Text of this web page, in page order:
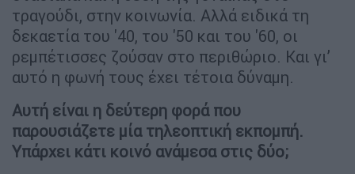
τραγούδι, στην κοινωνία. Αλλά ειδικά τη
δεκαετία του '40, του '50 και του '60, οι
ρεμπέτισσες ζούσαν στο περιθώριο. Και γι’
αυτό η φωνή τους έχει τέτοια δύναμη.
Αυτή είναι η δεύτερη φορά που
παρουσιάζετε μία τηλεοπτική εκπομπή.
Υπάρχει κάτι κοινό ανάμεσα στις δύο;